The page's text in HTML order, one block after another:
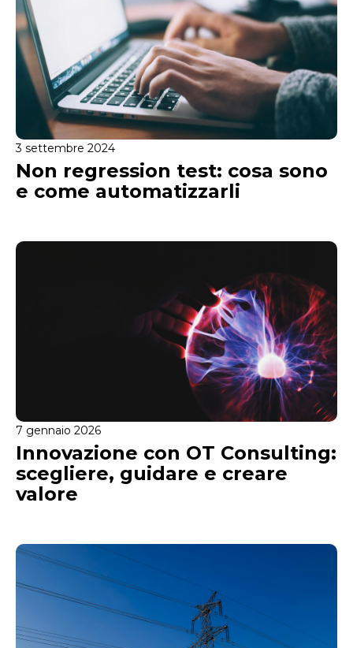
3 settembre 2024
Non regression test: cosa sono
e come automatizzarli
7 gennaio 2026
Innovazione con OT Consulting:
scegliere, guidare e creare
valore